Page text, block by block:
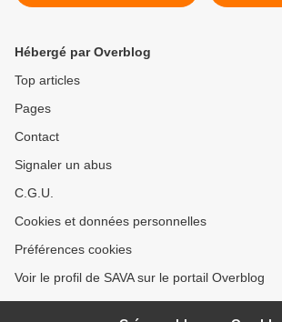
Hébergé par Overblog
Top articles
Pages
Contact
Signaler un abus
C.G.U.
Cookies et données personnelles
Préférences cookies
Voir le profil de SAVA sur le portail Overblog